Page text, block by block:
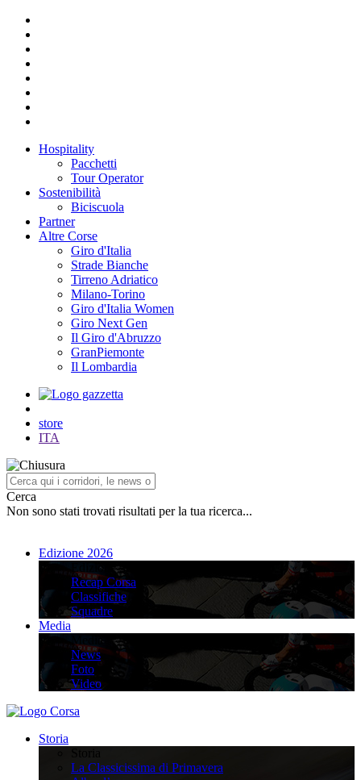
Hospitality
Pacchetti
Tour Operator
Sostenibilità
Biciscuola
Partner
Altre Corse
Giro d'Italia
Strade Bianche
Tirreno Adriatico
Milano-Torino
Giro d'Italia Women
Giro Next Gen
Il Giro d'Abruzzo
GranPiemonte
Il Lombardia
store
ITA
Cerca
Non sono stati trovati risultati per la tua ricerca...
Edizione 2026
Edizione 2026
Recap Corsa
Classifiche
Squadre
Media
Media
News
Foto
Video
Storia
La Classicissima di Primavera